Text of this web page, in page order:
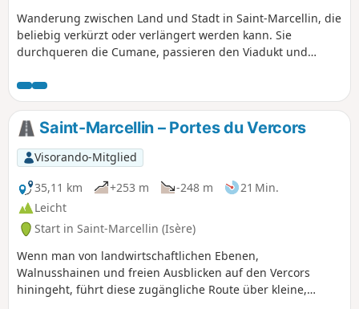
Wanderung zwischen Land und Stadt in Saint-Marcellin, die
beliebig verkürzt oder verlängert werden kann. Sie
durchqueren die Cumane, passieren den Viadukt und
Marcellin bietet sich Ihnen eine herrliche Aussicht.
Saint-Marcellin – Portes du Vercors
Visorando-Mitglied
35,11 km
+253 m -248 m
21 Min.
Leicht
Start in Saint-Marcellin (Isère)
Wenn man von landwirtschaftlichen Ebenen,
Walnusshainen und freien Ausblicken auf den Vercors
hiningeht, führt diese zugängliche Route über kleine,